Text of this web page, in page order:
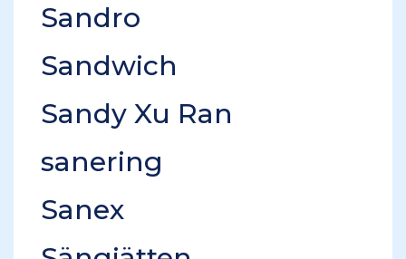
Sandro
Sandwich
Sandy Xu Ran
sanering
Sanex